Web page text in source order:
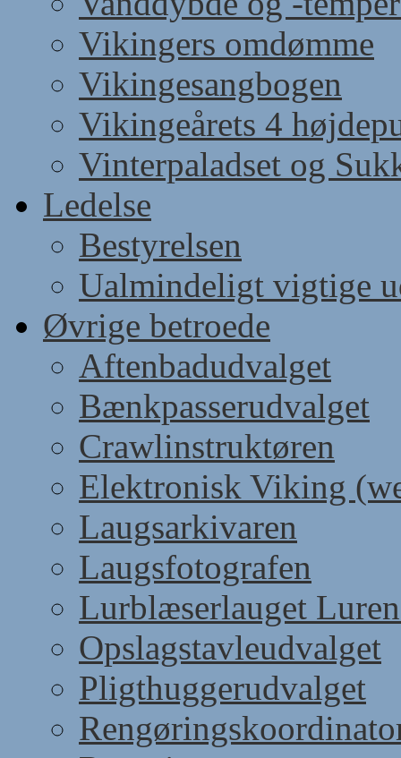
Vikingers omdømme
Vikingesangbogen
Vikingeårets 4
Vinterpaladset og
Ledelse
Bestyrelsen
Ualmindeligt vigtige
Øvrige betroede
Aftenbadudvalget
Bænkpasserudvalget
Crawlinstruktøren
Elektronisk Viking
Laugsarkivaren
Laugsfotografen
Lurblæserlauget
Opslagstavleudvalget
Pligthuggerudvalget